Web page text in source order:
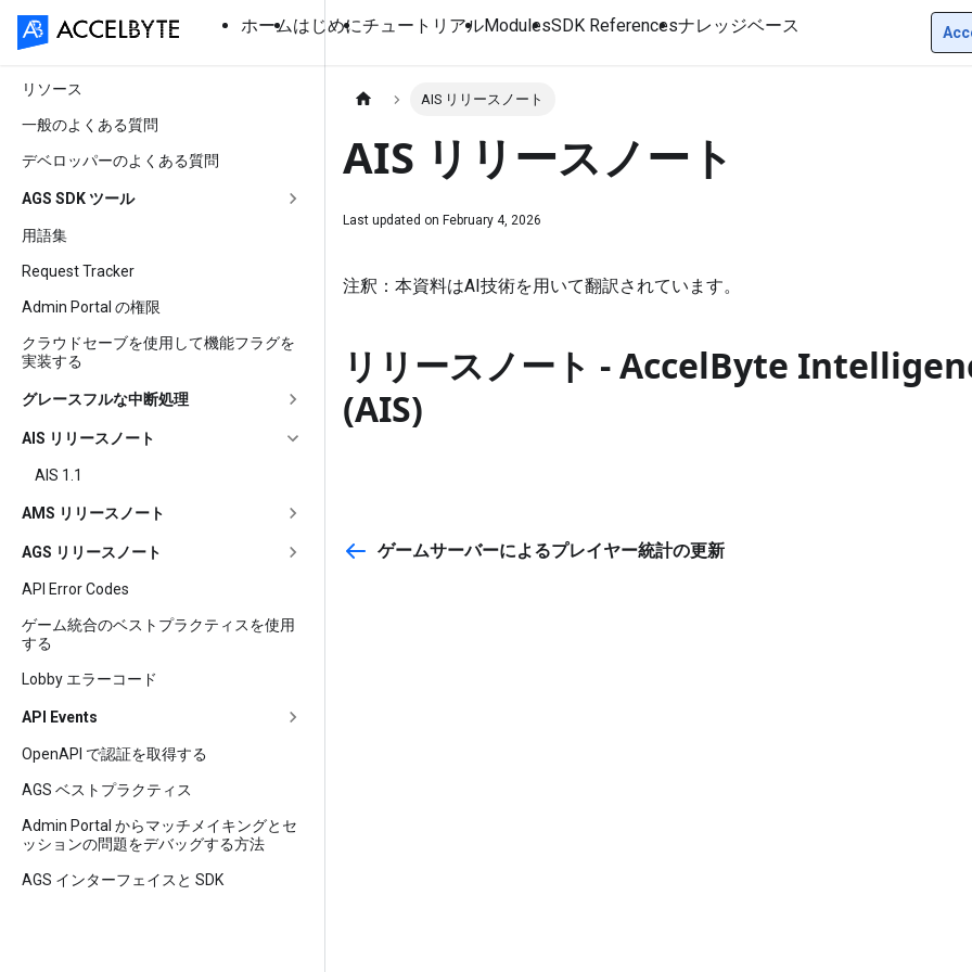
ホームはじめにチュートリアルModulesSDK Referencesナレッジベース
リソース
一般のよくある質問
デベロッパーのよくある質問
AGS SDK ツール
用語集
Request Tracker
Admin Portal の権限
クラウドセーブを使用して機能フラグを
実装する
グレースフルな中断処理
AIS リリースノート
AIS 1.1
AMS リリースノート
AGS リリースノート
API Error Codes
ゲーム統合のベストプラクティスを使用
する
Lobby エラーコード
API Events
OpenAPI で認証を取得する
AGS ベストプラクティス
Admin Portal からマッチメイキングとセ
ッションの問題をデバッグする方法
AGS インターフェイスと SDK
AIS リリースノート
AIS リリースノート
Last updated on February 4, 2026
注釈：本資料はAI技術を用いて翻訳されています。
リリースノート - AccelByte
(AIS)
ゲームサーバーによるプレイヤー統計の更新